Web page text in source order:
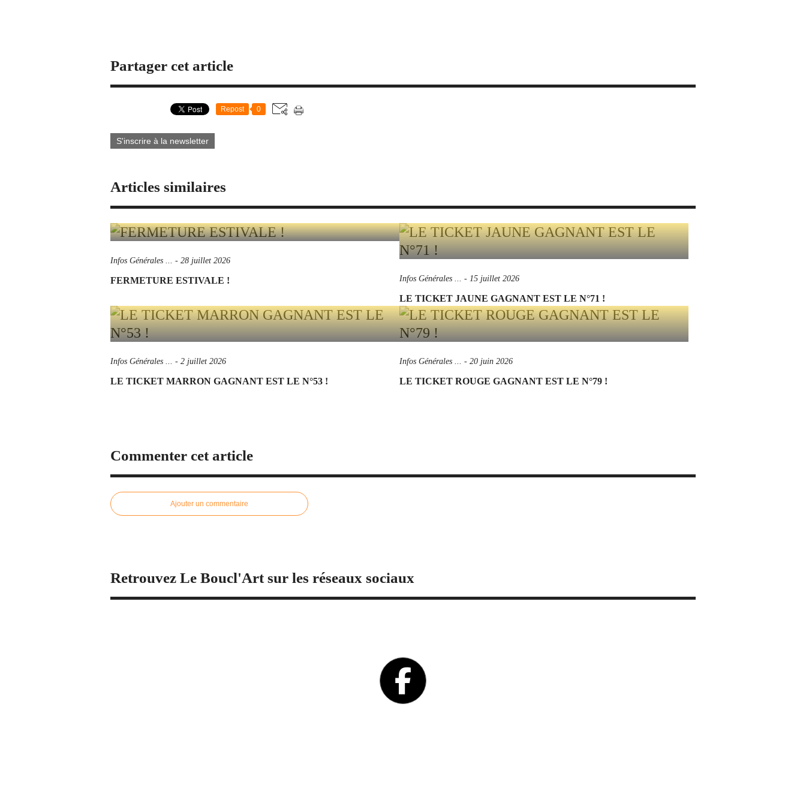
Partager cet article
Repost 0
S'inscrire à la newsletter
Articles similaires
Infos Générales ... - 28 juillet 2026
FERMETURE ESTIVALE ! Infos Générales ... - 15 juillet 2026
LE TICKET JAUNE GAGNANT EST LE N°71 !
Infos Générales ... - 2 juillet 2026
LE TICKET MARRON GAGNANT EST LE N°53 !
Infos Générales ... - 20 juin 2026
LE TICKET ROUGE GAGNANT EST LE N°79 !
Commenter cet article
Ajouter un commentaire
Retrouvez Le Boucl'Art sur les réseaux sociaux